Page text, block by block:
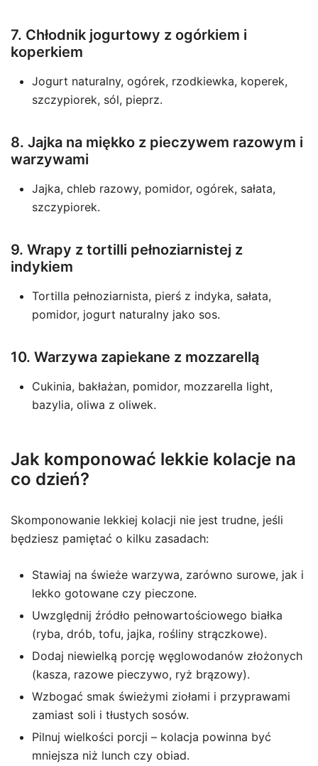
7. Chłodnik jogurtowy z ogórkiem i
koperkiem
Jogurt naturalny, ogórek, rzodkiewka, koperek,
szczypiorek, sól, pieprz.
8. Jajka na miękko z pieczywem razowym i
warzywami
Jajka, chleb razowy, pomidor, ogórek, sałata,
szczypiorek.
9. Wrapy z tortilli pełnoziarnistej z
indykiem
Tortilla pełnoziarnista, pierś z indyka, sałata,
pomidor, jogurt naturalny jako sos.
10. Warzywa zapiekane z mozzarellą
Cukinia, bakłażan, pomidor, mozzarella light,
bazylia, oliwa z oliwek.
Jak komponować lekkie kolacje na
co dzień?
Skomponowanie lekkiej kolacji nie jest trudne, jeśli
będziesz pamiętać o kilku zasadach:
Stawiaj na świeże warzywa, zarówno surowe, jak i
lekko gotowane czy pieczone.
Uwzględnij źródło pełnowartościowego białka
(ryba, drób, tofu, jajka, rośliny strączkowe).
Dodaj niewielką porcję węglowodanów złożonych
(kasza, razowe pieczywo, ryż brązowy).
Wzbogać smak świeżymi ziołami i przyprawami
zamiast soli i tłustych sosów.
Pilnuj wielkości porcji – kolacja powinna być
mniejsza niż lunch czy obiad.